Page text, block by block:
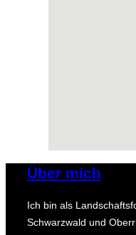
Über mich
Ich bin als
Schwarzwald und